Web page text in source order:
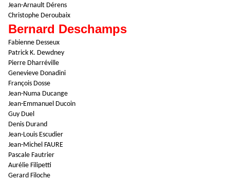
Jean-Arnault Dérens
Christophe Deroubaix
Bernard Deschamps
Fabienne Desseux
Patrick K. Dewdney
Pierre Dharréville
Genevieve Donadini
François Dosse
Jean-Numa Ducange
Jean-Emmanuel Ducoin
Guy Duel
Denis Durand
Jean-Louis Escudier
Jean-Michel FAURE
Pascale Fautrier
Aurélie Filipetti
Gerard Filoche